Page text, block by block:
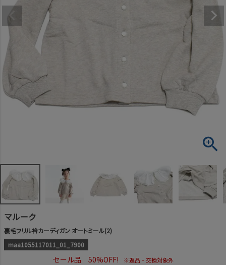
マルーク
裏毛フリル衿カーディガン オートミール(2)
maa1055117011_01_7900
セール品 50%OFF! ※返品・交換対象外